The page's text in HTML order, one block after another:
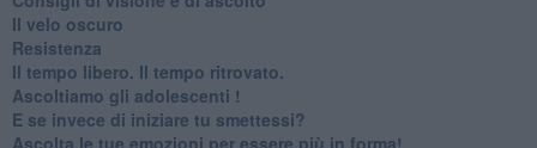
​Il velo oscuro
Resistenza
​Il tempo libero. Il tempo ritrovato.
Ascoltiamo gli adolescenti !
​E se invece di iniziare tu smettessi?
​Ascolta le tue emozioni per essere più in forma!